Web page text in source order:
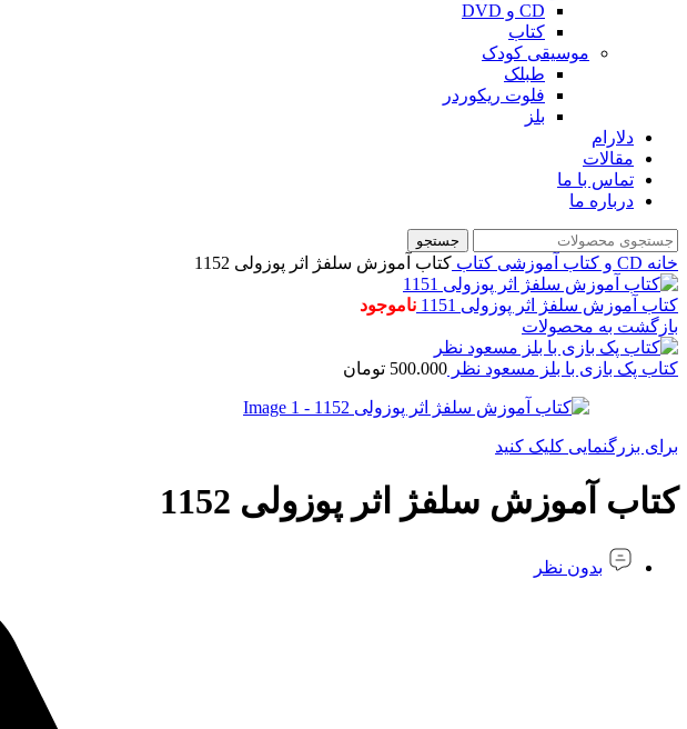
CD و DVD
کتاب
موسیقی کودک
طبلک
فلوت ریکوردر
بلز
دلارام
مقالات
تماس با ما
درباره ما
جستجو
خانه CD و کتاب آموزشی کتاب کتاب آموزش سلفژ اثر پوزولی 1152
کتاب آموزش سلفژ اثر پوزولی 1151
ناموجود
بازگشت به محصولات
کتاب پک بازی با بلز مسعود نظر 500.000 تومان
برای بزرگنمایی کلیک کنید
کتاب آموزش سلفژ اثر پوزولی 1152
بدون نظر